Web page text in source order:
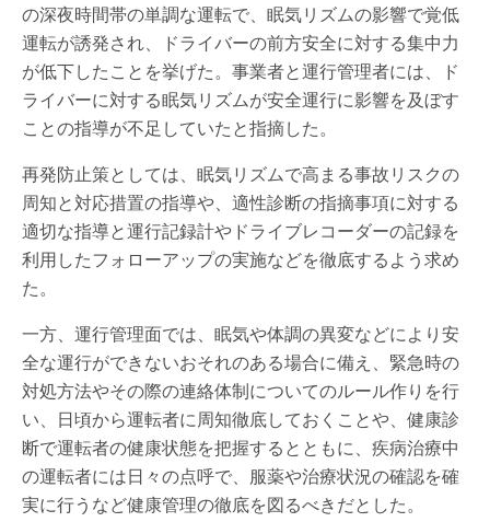
の深夜時間帯の単調な運転で、眠気リズムの影響で覚低
運転が誘発され、ドライバーの前方安全に対する集中力
が低下したことを挙げた。事業者と運行管理者には、ド
ライバーに対する眠気リズムが安全運行に影響を及ぼす
ことの指導が不足していたと指摘した。
再発防止策としては、眠気リズムで高まる事故リスクの
周知と対応措置の指導や、適性診断の指摘事項に対する
適切な指導と運行記録計やドライブレコーダーの記録を
利用したフォローアップの実施などを徹底するよう求め
た。
一方、運行管理面では、眠気や体調の異変などにより安
全な運行ができないおそれのある場合に備え、緊急時の
対処方法やその際の連絡体制についてのルール作りを行
い、日頃から運転者に周知徹底しておくことや、健康診
断で運転者の健康状態を把握するとともに、疾病治療中
の運転者には日々の点呼で、服薬や治療状況の確認を確
実に行うなど健康管理の徹底を図るべきだとした。